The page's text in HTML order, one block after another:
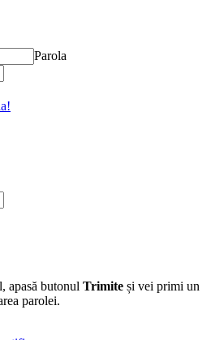
Parola
apasă butonul Trimite și vei primi un
parolei.